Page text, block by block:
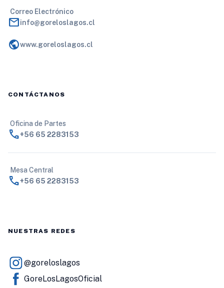
Correo Electrónico
mailinfo@goreloslagos.cl
publicwww.goreloslagos.cl
CONTÁCTANOS
Oficina de Partes
call+56 65 2283153
Mesa Central
call+56 65 2283153
NUESTRAS REDES
@goreloslagos
GoreLosLagosOficial